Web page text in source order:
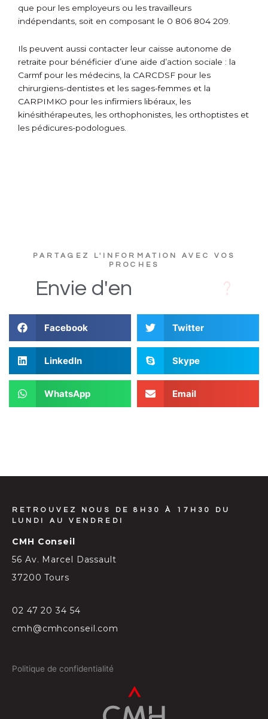
que pour les employeurs ou les travailleurs
indépendants, soit en composant le 0 806 804 209.
Ils peuvent aussi contacter leur caisse autonome de
retraite pour bénéficier d’une aide d’action sociale : la
Carmf pour les médecins, la CARCDSF pour les
chirurgiens-dentistes et les sages-femmes et la
CARPIMKO pour les infirmiers libéraux, les
kinésithérapeutes, les orthophonistes, les orthoptistes et
les pédicures-podologues.
PARTAGEZ L'INFORMATION AVEC VOS
PROCHES
Envie d'en
Facebook Twitter
LinkedIn Skype
WhatsApp Email
RETROUVEZ NOUS DE 8H30 À 17H30 DU
LUNDI AU VENDREDI
CMH Conseil
56 Av. Marcel Dassault
37200 Tours
02 47 20 34 54
cmh@cmhconseil.com
Politique de confidentialité